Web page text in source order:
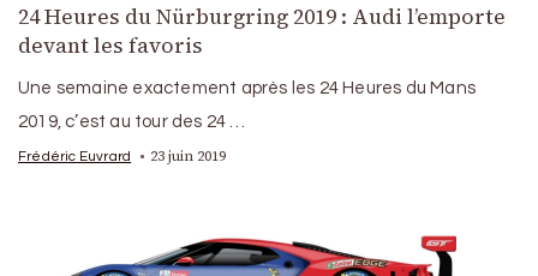
24 Heures du Nürburgring 2019 : Audi l’emporte
devant les favoris
Une semaine exactement après les 24 Heures du Mans
2019, c’est au tour des 24 …
Frédéric Euvrard 23 juin 2019